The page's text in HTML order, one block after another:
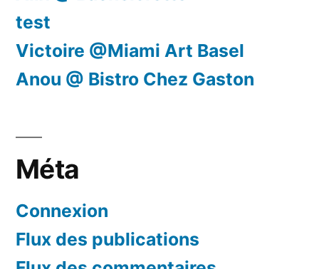
test
Victoire @Miami Art Basel
Anou @ Bistro Chez Gaston
Méta
Connexion
Flux des publications